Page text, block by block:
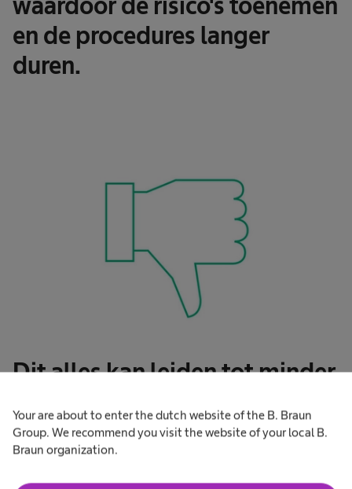
Your are about to enter the dutch website of the B. Braun
Group. We recommend you visit the website of your local B.
Braun organization.
waardoor de risico's toenemen
en de procedures langer
duren.
Dit alles kan leiden tot minder
sterilisatieafdeling.